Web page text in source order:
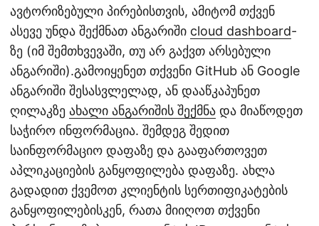
ავტორიზებული პირებისთვის, ამიტომ თქვენ
ასევე უნდა შექმნათ ანგარიში cloud dashboard-
ზე (იმ შემთხვევაში, თუ არ გაქვთ არსებული
ანგარიში).გამოიყენეთ თქვენი GitHub ან Google
ანგარიში შესასვლელად, ან დააწკაპუნეთ
ღილაკზე ახალი ანგარიშის შექმნა და მიაწოდეთ
საჭირო ინფორმაცია. შემდეგ შედით
საინფორმაციო დაფაზე და გააფართოვეთ
აპლიკაციების განყოფილება დაფაზე. ახლა
გადადით ქვემოთ კლიენტის სერთიფიკატების
განყოფილებისკენ, რათა მიიღოთ თქვენი